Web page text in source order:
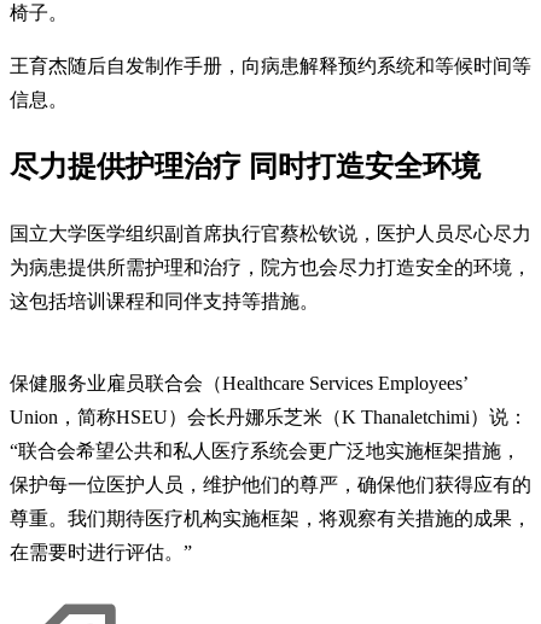
椅子。
王育杰随后自发制作手册，向病患解释预约系统和等候时间等
信息。
尽力提供护理治疗 同时打造安全环境
国立大学医学组织副首席执行官蔡松钦说，医护人员尽心尽力
为病患提供所需护理和治疗，院方也会尽力打造安全的环境，
这包括培训课程和同伴支持等措施。
保健服务业雇员联合会（Healthcare Services Employees’
Union，简称HSEU）会长丹娜乐芝米（K Thanaletchimi）说：
“联合会希望公共和私人医疗系统会更广泛地实施框架措施，
保护每一位医护人员，维护他们的尊严，确保他们获得应有的
尊重。我们期待医疗机构实施框架，将观察有关措施的成果，
在需要时进行评估。”